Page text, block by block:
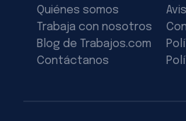
Quiénes somos
Trabaja con nosotros
Blog de Trabajos.com
Contáctanos